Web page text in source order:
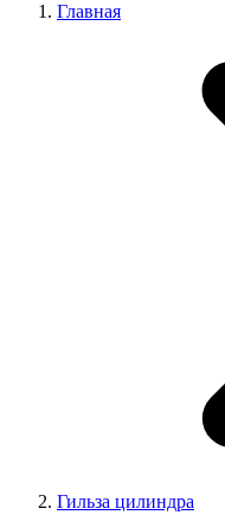
Главная
Гильза цилиндра